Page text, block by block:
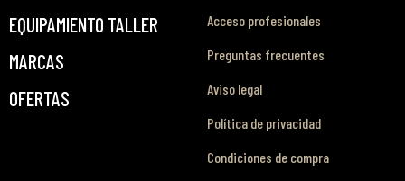
EQUIPAMIENTO TALLER
MARCAS
OFERTAS
Acceso profesionales
Preguntas frecuentes
Aviso legal
Política de privacidad
Condiciones de compra